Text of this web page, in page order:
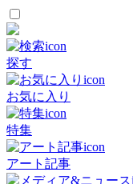
探す
お気に入り
特集
アート記事